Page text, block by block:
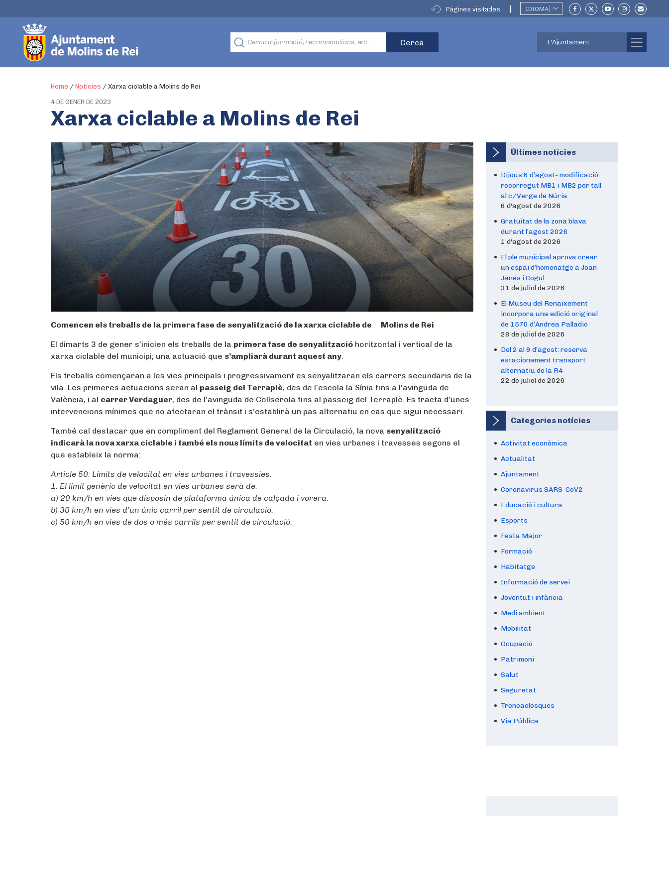
Pàgines visitades IDIOMA ▼
L'Ajuntament
Home / Notícies / Xarxa ciclable a Molins de Rei
4 DE GENER DE 2023
Xarxa ciclable a Molins de Rei
Comencen els treballs de la primera fase de senyalització de la xarxa ciclable de Molins de Rei
El dimarts 3 de gener s’inicien els treballs de la primera fase de senyalització horitzontal i vertical de la
xarxa ciclable del municipi; una actuació que s’ampliarà durant aquest any.
Els treballs començaran a les vies principals i progressivament es senyalitzaran els carrers secundaris de la
vila. Les primeres actuacions seran al passeig del Terraplè, des de l’escola la Sínia fins a l’avinguda de
València, i al carrer Verdaguer, des de l’avinguda de Collserola fins al passeig del Terraplè. Es tracta d’unes
intervencions mínimes que no afectaran el trànsit i s’establirà un pas alternatiu en cas que sigui necessari.
També cal destacar que en compliment del Reglament General de la Circulació, la nova senyalització
indicarà la nova xarxa ciclable i també els nous límits de velocitat en vies urbanes i travesses segons el
que estableix la norma:
Article 50: Límits de velocitat en vies urbanes i travessies.
1. El límit genèric de velocitat en vies urbanes serà de:
a) 20 km/h en vies que disposin de plataforma única de calçada i vorera.
b) 30 km/h en vies d’un únic carril per sentit de circulació.
c) 50 km/h en vies de dos o més carrils per sentit de circulació.
Últimes notícies
Dijous 6 d’agost- modificació
recorregut MB1 i MB2 per tall
al c/Verge de Núria
6 d'agost de 2026
Gratuïtat de la zona blava
durant l’agost 2026
1 d'agost de 2026
El ple municipal aprova crear
un espai d’homenatge a Joan
Janés i Cogul
31 de juliol de 2026
El Museu del Renaixement
incorpora una edició original
de 1570 d’Andrea Palladio
28 de juliol de 2026
Del 2 al 9 d’agost: reserva
estacionament transport
alternatiu de la R4
22 de juliol de 2026
Categories notícies
Activitat econòmica
Actualitat
Ajuntament
Coronavirus SARS-CoV2
Educació i cultura
Esports
Festa Major
Formació
Habitatge
Informació de servei
Joventut i infància
Medi ambient
Mobilitat
Ocupació
Patrimoni
Salut
Seguretat
Trencaclosques
Via Pública